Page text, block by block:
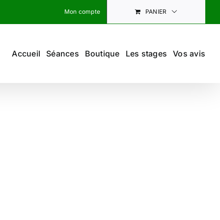
Mon compte PANIER
Accueil Séances Boutique Les stages Vos avis